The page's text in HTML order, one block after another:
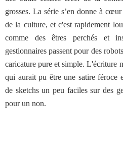
grosses. La série s’en donne à
de la culture, et c'est rapidement
comme des êtres perchés et
gestionnaires passent pour des
caricature pure et simple. L'écriture
qui aurait pu être une satire féroce
de sketchs un peu faciles sur des
pour un non.